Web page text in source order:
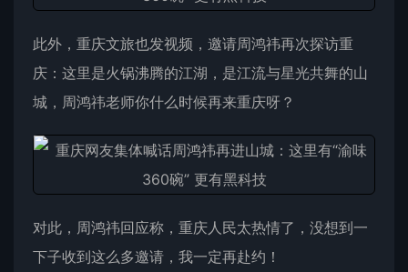
此外，重庆文旅也发视频，邀请周鸿祎再次探访重
庆：这里是火锅沸腾的江湖，是江流与星光共舞的山
城，周鸿祎老师你什么时候再来重庆呀？
对此，周鸿祎回应称，重庆人民太热情了，没想到一
下子收到这么多邀请，我一定再赴约！